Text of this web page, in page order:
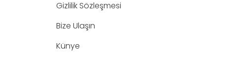
Gizlilik Sözleşmesi
Bize Ulaşın
Künye